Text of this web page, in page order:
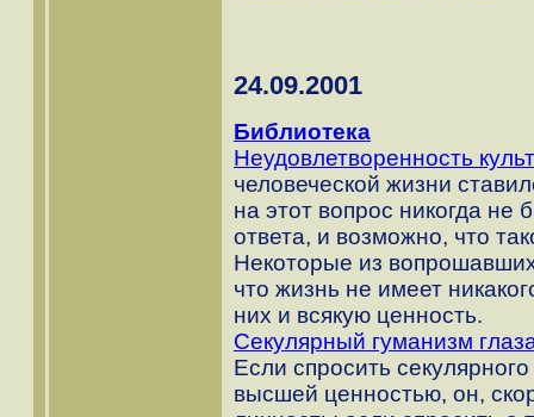
24.09.2001
Библиотека
Неудовлетворенность
человеческой жизни
на этот вопрос никогда не
ответа, и возможно, что
Некоторые из
что жизнь не имеет
них и всякую ценность.
Секулярный гуманизм
Если спросить
высшей ценностью, он,